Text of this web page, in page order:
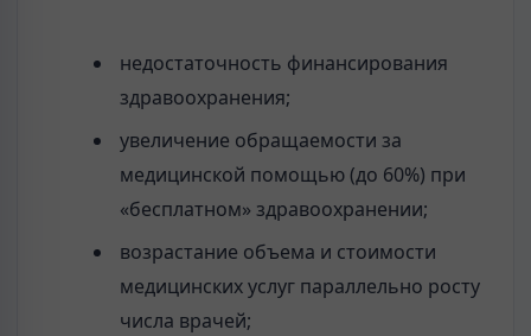
недостаточность финансирования
здравоохранения;
увеличение обращаемости за
медицинской помощью (до 60%) при
«бесплатном» здравоохранении;
возрастание объема и стоимости
медицинских услуг параллельно росту
числа врачей;